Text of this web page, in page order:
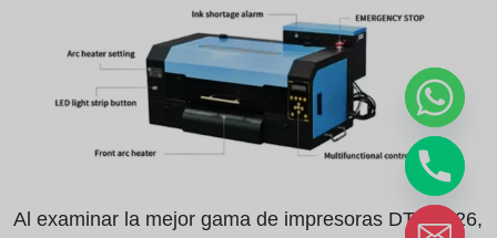
Al examinar la mejor gama de impresoras DTF 2026,